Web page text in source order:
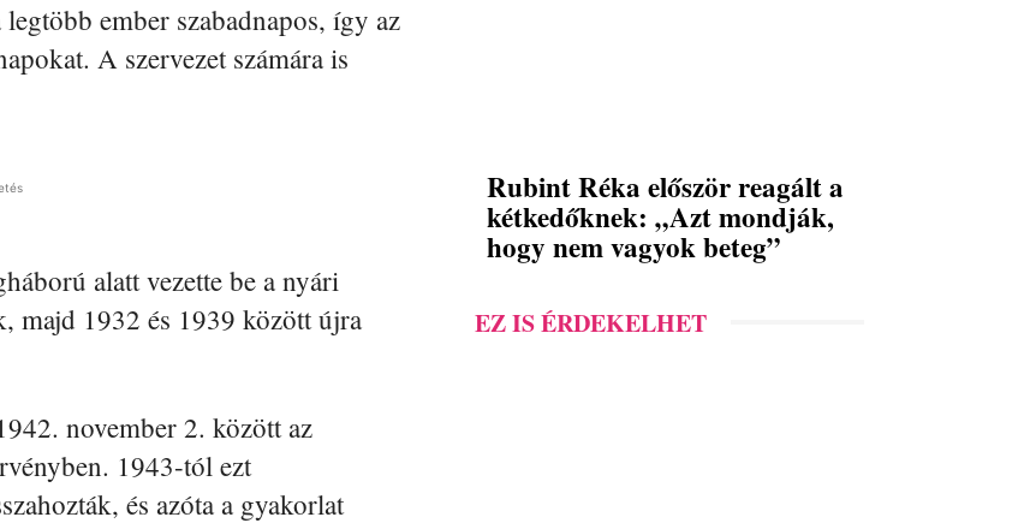
ember szabadnapos, így az
A szervezet számára is
alatt vezette be a nyári
majd 1932 és 1939 között újra
november 2. között az
1943-tól ezt
és azóta a gyakorlat
Rubint Réka először reagált a
kétkedőknek: „Azt mondják,
hogy nem vagyok beteg”
EZ IS ÉRDEKELHET